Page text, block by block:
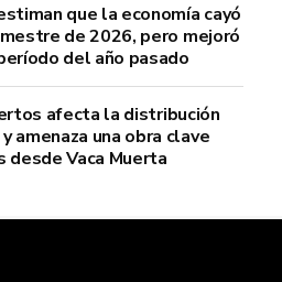
que la economía cayó
de 2026, pero mejoró
del año pasado
afecta la distribución
amenaza una obra clave
desde Vaca Muerta